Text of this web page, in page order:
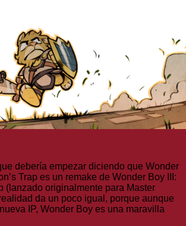
debería empezar diciendo que Wonder
Trap es un remake de Wonder Boy III:
(lanzado originalmente para Master
da un poco igual, porque aunque
IP, Wonder Boy es una maravilla